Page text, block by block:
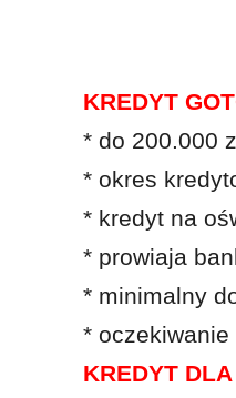
KREDYT
* do 200.000
* okres
* kredyt na
* prowiaja
* minimalny
* oczekiwanie
KREDYT